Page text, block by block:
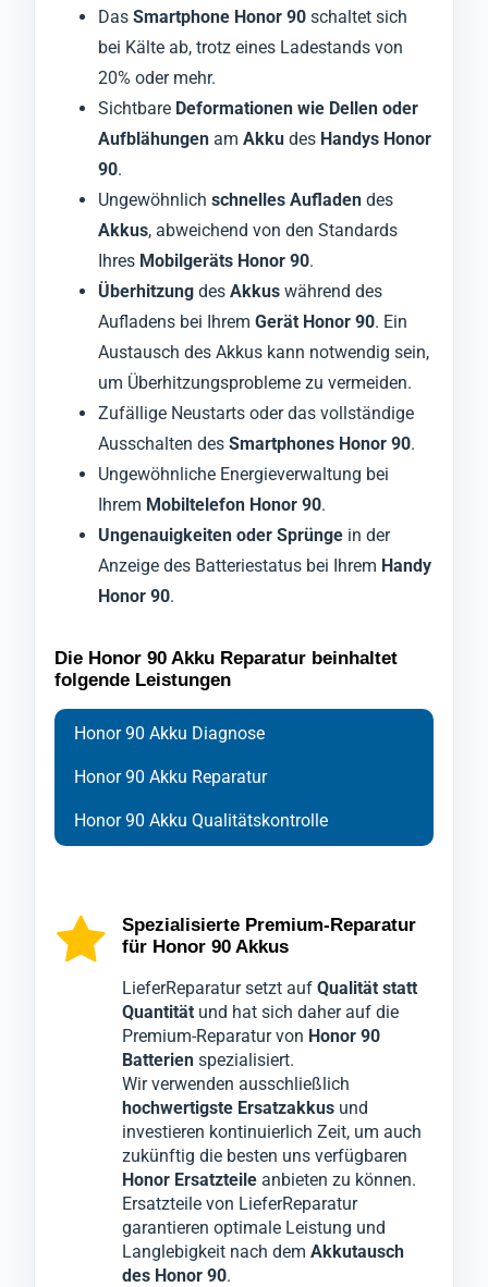
Das Smartphone Honor 90 schaltet sich
bei Kälte ab, trotz eines Ladestands von
20% oder mehr.
Sichtbare Deformationen wie Dellen oder
Aufblähungen am Akku des Handys Honor
90.
Ungewöhnlich schnelles Aufladen des
Akkus, abweichend von den Standards
Ihres Mobilgeräts Honor 90.
Überhitzung des Akkus während des
Aufladens bei Ihrem Gerät Honor 90. Ein
Austausch des Akkus kann notwendig sein,
um Überhitzungsprobleme zu vermeiden.
Zufällige Neustarts oder das vollständige
Ausschalten des Smartphones Honor 90.
Ungewöhnliche Energieverwaltung bei
Ihrem Mobiltelefon Honor 90.
Ungenauigkeiten oder Sprünge in der
Anzeige des Batteriestatus bei Ihrem Handy
Honor 90.
Die Honor 90 Akku Reparatur beinhaltet
folgende Leistungen
Honor 90 Akku Diagnose
Honor 90 Akku Reparatur
Honor 90 Akku Qualitätskontrolle
um die genaue Ursache derAkkuprobleme
zu identifizieren.
Wir verstehen, dass Ihr
Mobiltelefon Honor
unverzichtbar ist, daher geben wir unser
Bestes für einen schnellen Service ohne
Qualitätsverlust.
Sollte das Problem nicht ausschließlich am
liegen, werden wir Sie darüber
informieren und nur mit Ihrer Zustimmung
die notwendigen Komponenten wechseln.
speziellen Werkzeugen geöffnet, um den
bestmöglichen Schutz zu gewährleisten,
sodass während unserer Techniker die
defekten Teile austauschen, keine Schäden
am Honor 90 entstehen.
Es handelt sich hierbei um einen
Akkutausch. Dabei wird die defekte Batterie
Geräts Honor 90entfernt und durch
einen hochwertigen Premiumakku ersetzt.
Kontrolle durch unsere Qualitätsabteilung,
die dasSmartphone Honor 90
gründlich überprüft.
Erst wenn alle Tests bestanden sind, wird Ihr
Gerät Honor 90für den Versand
freigegeben.
Dieser Prozess minimiert ärgerliche
Reklamationen, die sonst zu weiteren
Ausfallzeiten führen könnten.
Spezialisierte Premium-Reparatur
für Honor 90 Akkus
LieferReparatur setzt auf Qualität statt
Quantität und hat sich daher auf die
Premium-Reparatur von Honor 90
Batterien spezialisiert.
Wir verwenden ausschließlich
hochwertigste Ersatzakkus und
investieren kontinuierlich Zeit, um auch
zukünftig die besten uns verfügbaren
Honor Ersatzteile anbieten zu können.
Ersatzteile von LieferReparatur
garantieren optimale Leistung und
Langlebigkeit nach dem Akkutausch
des Honor 90.